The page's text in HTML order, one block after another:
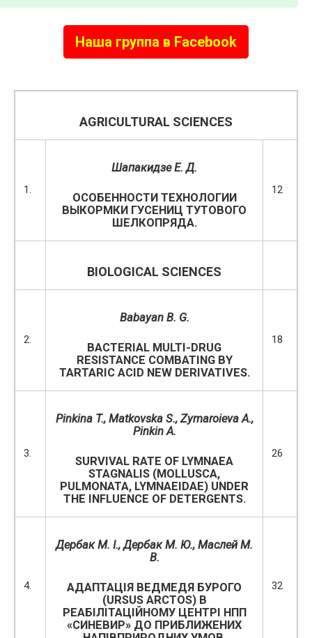
Наша группа в Facebook
AGRICULTURAL SCIENCES
1.
Шапакидзе Е. Д.
ОСОБЕННОСТИ ТЕХНОЛОГИИ
ВЫКОРМКИ ГУСЕНИЦ ТУТОВОГО
ШЕЛКОПРЯДА.
12
BIOLOGICAL SCIENCES
2.
Babayan B. G.
BACTERIAL MULTI-DRUG
RESISTANCE COMBATING BY
TARTARIC ACID NEW DERIVATIVES.
18
3.
Pinkina T., Matkovska S.,Zymaroieva A.,
Pinkin A.
SURVIVAL RATE OF LYMNAEA
STAGNALIS (MOLLUSCA,
PULMONATA, LYMNAEIDAE) UNDER
THE INFLUENCE OF DETERGENTS.
26
4.
Дербак М. І., Дербак М. Ю., Маслей М.
В.
АДАПТАЦІЯ ВЕДМЕДЯ БУРОГО
(URSUS ARCTOS) В
РЕАБІЛІТАЦІЙНОМУ ЦЕНТРІ НПП
«СИНЕВИР» ДО ПРИБЛИЖЕНИХ
32